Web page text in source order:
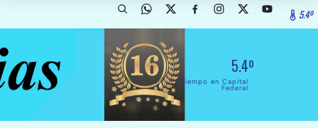
5.4º
5.4º
El Tiempo en Capital
Federal